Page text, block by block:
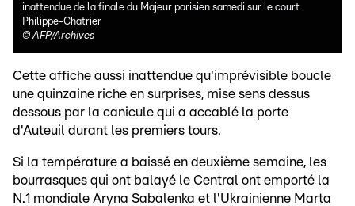
inattendue de la finale du Majeur parisien samedi sur le court
Philippe-Chatrier
©AFP/Archives
Cette affiche aussi inattendue qu'imprévisible boucle
une quinzaine riche en surprises, mise sens dessus
dessous par la canicule qui a accablé la porte
d'Auteuil durant les premiers tours.
Si la température a baissé en deuxième semaine, les
bourrasques qui ont balayé le Central ont emporté la
N.1 mondiale Aryna Sabalenka et l'Ukrainienne Marta